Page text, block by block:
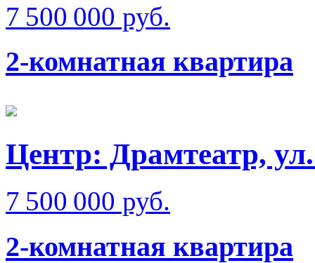
7 500 000 руб.
2-комнатная квартира
Центр: Драмтеатр,
7 500 000 руб.
2-комнатная квартира